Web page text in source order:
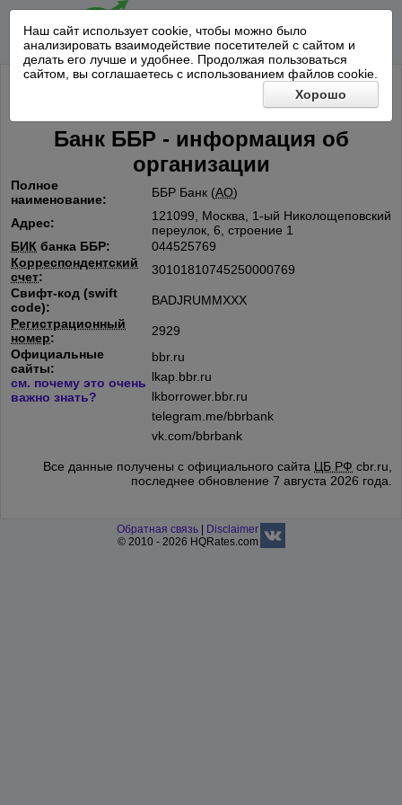
Наш сайт использует cookie, чтобы можно было
анализировать взаимодействие посетителей с сайтом и
делать его лучше и удобнее. Продолжая пользоваться
сайтом, вы соглашаетесь с использованием файлов cookie.
Хорошо
Банк ББР - информация об
организации
Полное
наименование:
ББР Банк (АО)
Адрес:
121099, Москва, 1-ый Николощеповский
переулок, 6, строение 1
БИК банка ББР:
044525769
Корреспондентский
счет:
30101810745250000769
Свифт-код (swift
code):
BADJRUMMXXX
Регистрационный
номер:
2929
Официальные
сайты:
см. почему это очень
важно знать?
bbr.ru
lkap.bbr.ru
lkborrower.bbr.ru
telegram.me/bbrbank
vk.com/bbrbank
Все данные получены с официального сайта ЦБ РФ cbr.ru,
последнее обновление 7 августа 2026 года.
Обратная связь
Disclaimer
© 2010 - 2026 HQRates.com